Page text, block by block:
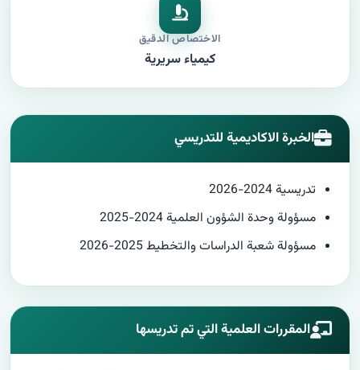
الاختصاص الدقيق
كيمياء سريرية
الخبرة الاكاديمية للتدريسي
تدريسية 2024-2026
مسؤولة وحدة الشؤون العلمية 2024-2025
مسؤولة شعبة الدراسات والتخطيط 2025-2026
المقررات العلمية التي تم تدريسها